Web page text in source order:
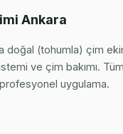
Ankara
doğal (tohumla) çim
ve çim bakımı.
uygulama.